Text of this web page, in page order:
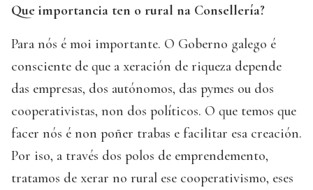
Que importancia ten o rural na Consellería?
Para nós é moi importante. O Goberno galego é
consciente de que a xeración de riqueza depende
das empresas, dos autónomos, das pymes ou dos
cooperativistas, non dos políticos. O que temos que
facer nós é non poñer trabas e facilitar esa creación.
Por iso, a través dos polos de emprendemento,
tratamos de xerar no rural ese cooperativismo, eses